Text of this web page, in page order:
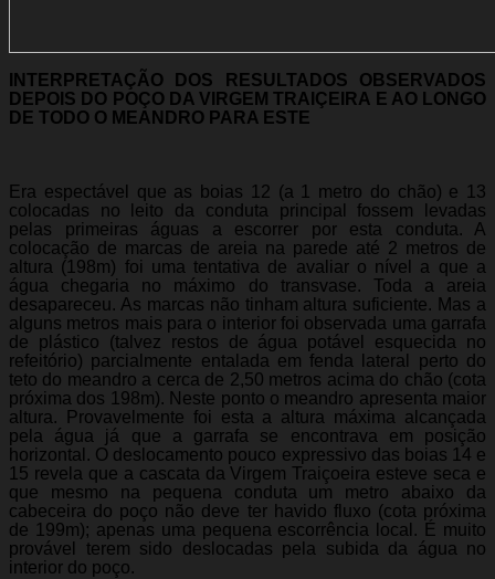
INTERPRETAÇÃO DOS RESULTADOS OBSERVADOS
DEPOIS DO POÇO DA VIRGEM TRAIÇEIRA E AO LONGO
DE TODO O MEANDRO PARA ESTE
Era espectável que as boias 12 (a 1 metro do chão) e 13
colocadas no leito da conduta principal fossem levadas
pelas primeiras águas a escorrer por esta conduta. A
colocação de marcas de areia na parede até 2 metros de
altura (198m) foi uma tentativa de avaliar o nível a que a
água chegaria no máximo do transvase. Toda a areia
desapareceu. As marcas não tinham altura suficiente. Mas a
alguns metros mais para o interior foi observada uma garrafa
de plástico (talvez restos de água potável esquecida no
refeitório) parcialmente entalada em fenda lateral perto do
teto do meandro a cerca de 2,50 metros acima do chão (cota
próxima dos 198m). Neste ponto o meandro apresenta maior
altura. Provavelmente foi esta a altura máxima alcançada
pela água já que a garrafa se encontrava em posição
horizontal. O deslocamento pouco expressivo das boias 14 e
15 revela que a cascata da Virgem Traiçoeira esteve seca e
que mesmo na pequena conduta um metro abaixo da
cabeceira do poço não deve ter havido fluxo (cota próxima
de 199m); apenas uma pequena escorrência local. É muito
provável terem sido deslocadas pela subida da água no
interior do poço.